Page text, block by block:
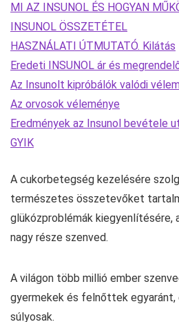
MI AZ INSUNOL ÉS HOGYAN
INSUNOL ÖSSZETÉTEL
HASZNÁLATI ÚTMUTATÓ. Kilátás
Eredeti INSUNOL ár és
Az Insunolt kipróbálók valódi
Az orvosok véleménye
Eredmények az Insunol bevétele
GYIK
A cukorbetegség kezelésére
természetes összetevőket
glükózproblémák kiegyenlítésére,
nagy része szenved.
A világon több millió ember
gyermekek és felnőttek egyaránt,
súlyosak.